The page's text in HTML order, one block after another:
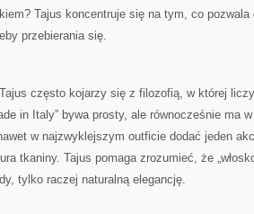
Tajus koncentruje się na tym, co
przebierania się.
często kojarzy się z filozofią, w której
in Italy” bywa prosty, ale równocześnie ma
w najzwyklejszym outficie dodać jeden
tkaniny. Tajus pomaga zrozumieć, że
tylko raczej naturalną elegancję.